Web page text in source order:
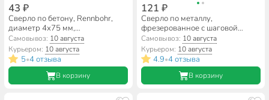
43 ₽
Сверло по бетону, Rennbohr,
диаметр 4х75 мм,
цилиндрический хвостовик,
606004
Самовывоз: 10 августа
Курьером: 10 августа
5•4 отзыва
В корзину
121 ₽
Сверло по металлу,
фрезерованное с шаговой
заточкой, Hardcore, Step Cutter,
диаметр 5х86 мм,
цилиндрический хвостовик,
140050
Самовывоз: 10 августа
Курьером: 10 августа
4.9•4 отзыва
В корзину